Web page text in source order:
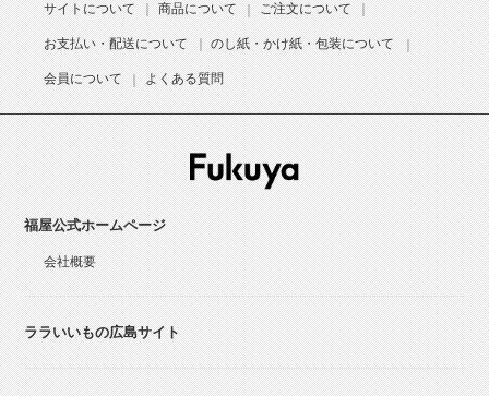
サイトについて 商品について ご注文について
お支払い・配送について のし紙・かけ紙・包装について
会員について よくある質問
福屋公式ホームページ
会社概要
ララいいもの広島サイト